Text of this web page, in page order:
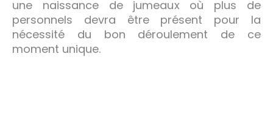
une naissance de jumeaux où plus de
personnels devra être présent pour la
nécessité du bon déroulement de ce
moment unique.